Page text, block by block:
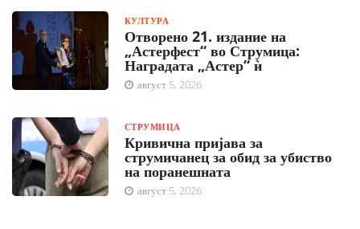
КУЛТУРА
Отворено 21. издание на
„Астерфест“ во Струмица:
Наградата „Астер“ ѝ
август 5, 2026
СТРУМИЦА
Кривична пријава за
струмичанец за обид за убиство
на поранешната
август 5, 2026